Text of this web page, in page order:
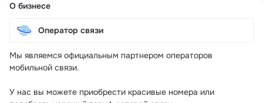
колонка
О бизнесе
Оператор связи
Мы являемся официальным партнером операторов
мобильной связи.
У нас вы можете приобрести красивые номера или